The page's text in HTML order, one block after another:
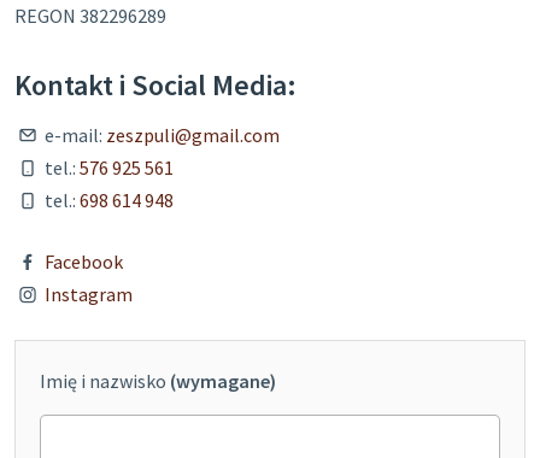
REGON 382296289
Kontakt i Social Media:
e-mail: zeszpuli@gmail.com
tel.:576 925 561
tel.:698 614 948
Facebook
Instagram
Imię i nazwisko (wymagane)